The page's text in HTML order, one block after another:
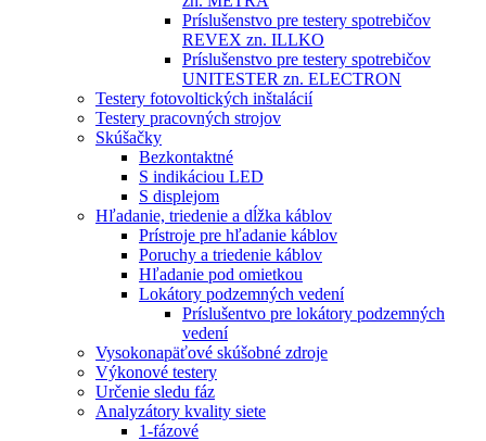
Príslušenstvo pre testery spotrebičov
REVEX zn. ILLKO
Príslušenstvo pre testery spotrebičov
UNITESTER zn. ELECTRON
Testery fotovoltických inštalácií
Testery pracovných strojov
Skúšačky
Bezkontaktné
S indikáciou LED
S displejom
Hľadanie, triedenie a dĺžka káblov
Prístroje pre hľadanie káblov
Poruchy a triedenie káblov
Hľadanie pod omietkou
Lokátory podzemných vedení
Príslušentvo pre lokátory podzemných
vedení
Vysokonapäťové skúšobné zdroje
Výkonové testery
Určenie sledu fáz
Analyzátory kvality siete
1-fázové